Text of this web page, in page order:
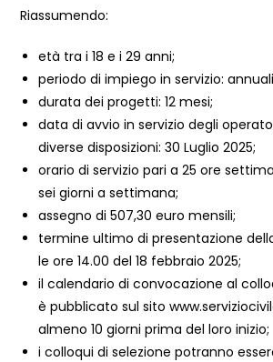
Riassumendo:
età tra i 18 e i 29 anni;
periodo di impiego in servizio:
durata dei progetti: 12 mesi;
data di avvio in servizio degli
diverse disposizioni: 30 Luglio 2025;
orario di servizio pari a 25 ore
sei giorni a settimana;
assegno di 507,30 euro mensili;
termine ultimo di presentazione
le ore 14.00 del 18 febbraio 2025;
il calendario di convocazione al
è pubblicato sul sito
almeno 10 giorni prima del loro inizio;
i colloqui di selezione potranno